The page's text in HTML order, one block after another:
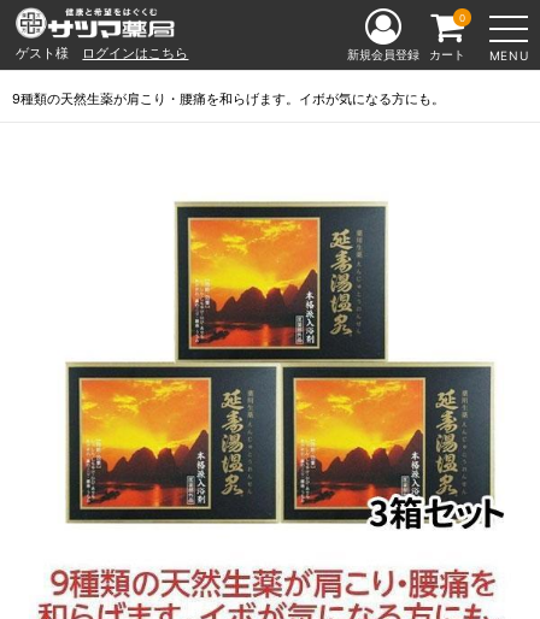
ゲスト様 ログインはこちら MENU
新規会員登録 カート
0
9種類の天然生薬が肩こり・腰痛を和らげます。イボが気になる方にも。